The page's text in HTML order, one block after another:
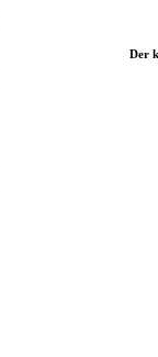
Der